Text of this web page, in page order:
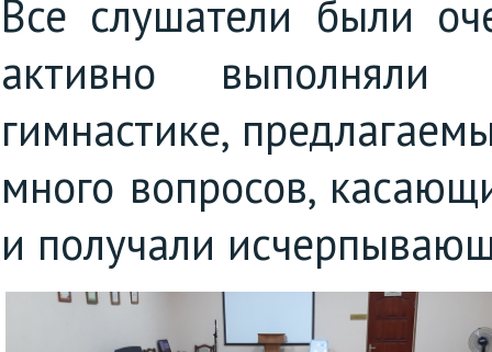
Все слушатели были
активно выполняли
гимнастике,
много вопросов,
и получали